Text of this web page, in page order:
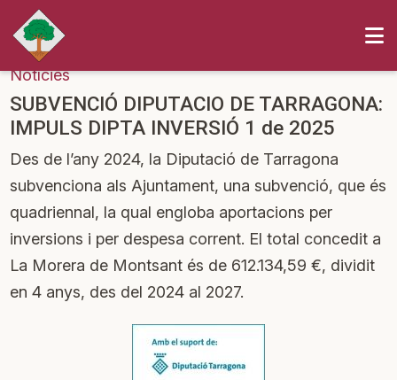
Notícies
SUBVENCIÓ DIPUTACIO DE TARRAGONA:
IMPULS DIPTA INVERSIÓ 1 de 2025
Des de l’any 2024, la Diputació de Tarragona
subvenciona als Ajuntament, una subvenció, que és
quadriennal, la qual engloba aportacions per
inversions i per despesa corrent. El total concedit a
La Morera de Montsant és de 612.134,59 €, dividit
en 4 anys, des del 2024 al 2027.